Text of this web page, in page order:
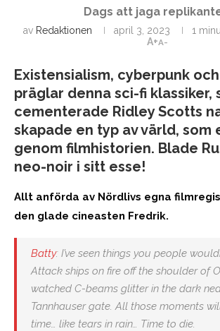
Dags att jaga
av Redaktionen april 3, 2023
1
A+A-
Existensialism, cyberpunk
präglar denna sci-fi klassiker,
cementerade Ridley Scotts
skapade en typ av värld, som
genom filmhistorien. Blade
neo-noir i sitt esse!
Allt anförda av Nördlivs egna
den glade cineasten Fredrik.
Batty: I’ve seen things you people
Attack ships on fire off the shoulder of
watched C-beams glitter in the dark
Tannhauser gate. All those moments
time… like tears in rain… Time to die.